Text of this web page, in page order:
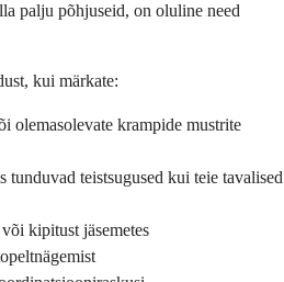
palju põhjuseid, on oluline need
kui märkate:
olemasolevate krampide mustrite
tunduvad teistsugused kui teie tavalised
kipitust jäsemetes